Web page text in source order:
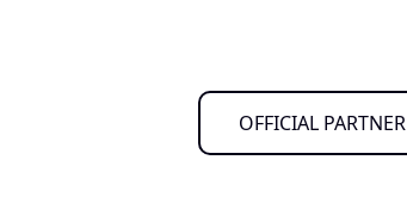
OFFICIAL PARTNER